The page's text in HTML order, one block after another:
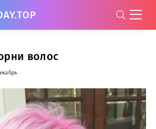
волос